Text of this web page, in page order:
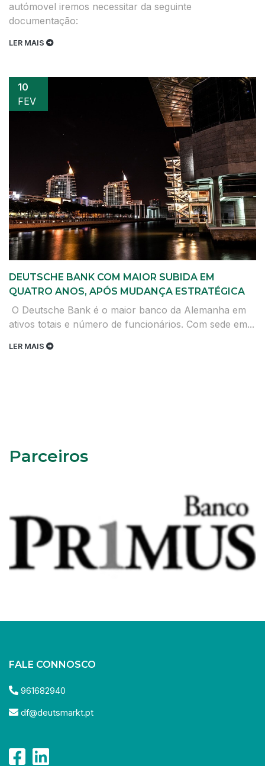
autómovel iremos necessitar da seguinte
documentação:
LER MAIS
10
FEV
DEUTSCHE BANK COM MAIOR SUBIDA EM
QUATRO ANOS, APÓS MUDANÇA ESTRATÉGICA
O Deutsche Bank é o maior banco da Alemanha em
ativos totais e número de funcionários. Com sede em...
LER MAIS
Parceiros
FALE CONNOSCO
961682940
df@deutsmarkt.pt